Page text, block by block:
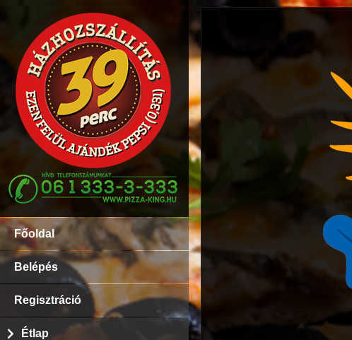
Főoldal
Belépés
Regisztráció
Étlap